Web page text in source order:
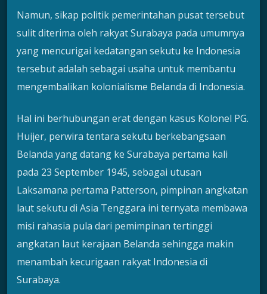
Namun, sikap politik pemerintahan pusat tersebut
sulit diterima oleh rakyat Surabaya pada umumnya
yang mencurigai kedatangan sekutu ke Indonesia
tersebut adalah sebagai usaha untuk membantu
mengembalikan kolonialisme Belanda di Indonesia.
Hal ini berhubungan erat dengan kasus Kolonel PG.
Huijer, perwira tentara sekutu berkebangsaan
Belanda yang datang ke Surabaya pertama kali
pada 23 September 1945, sebagai utusan
Laksamana pertama Patterson, pimpinan angkatan
laut sekutu di Asia Tenggara ini ternyata membawa
misi rahasia pula dari pemimpinan tertinggi
angkatan laut kerajaan Belanda sehingga makin
menambah kecurigaan rakyat Indonesia di
Surabaya.